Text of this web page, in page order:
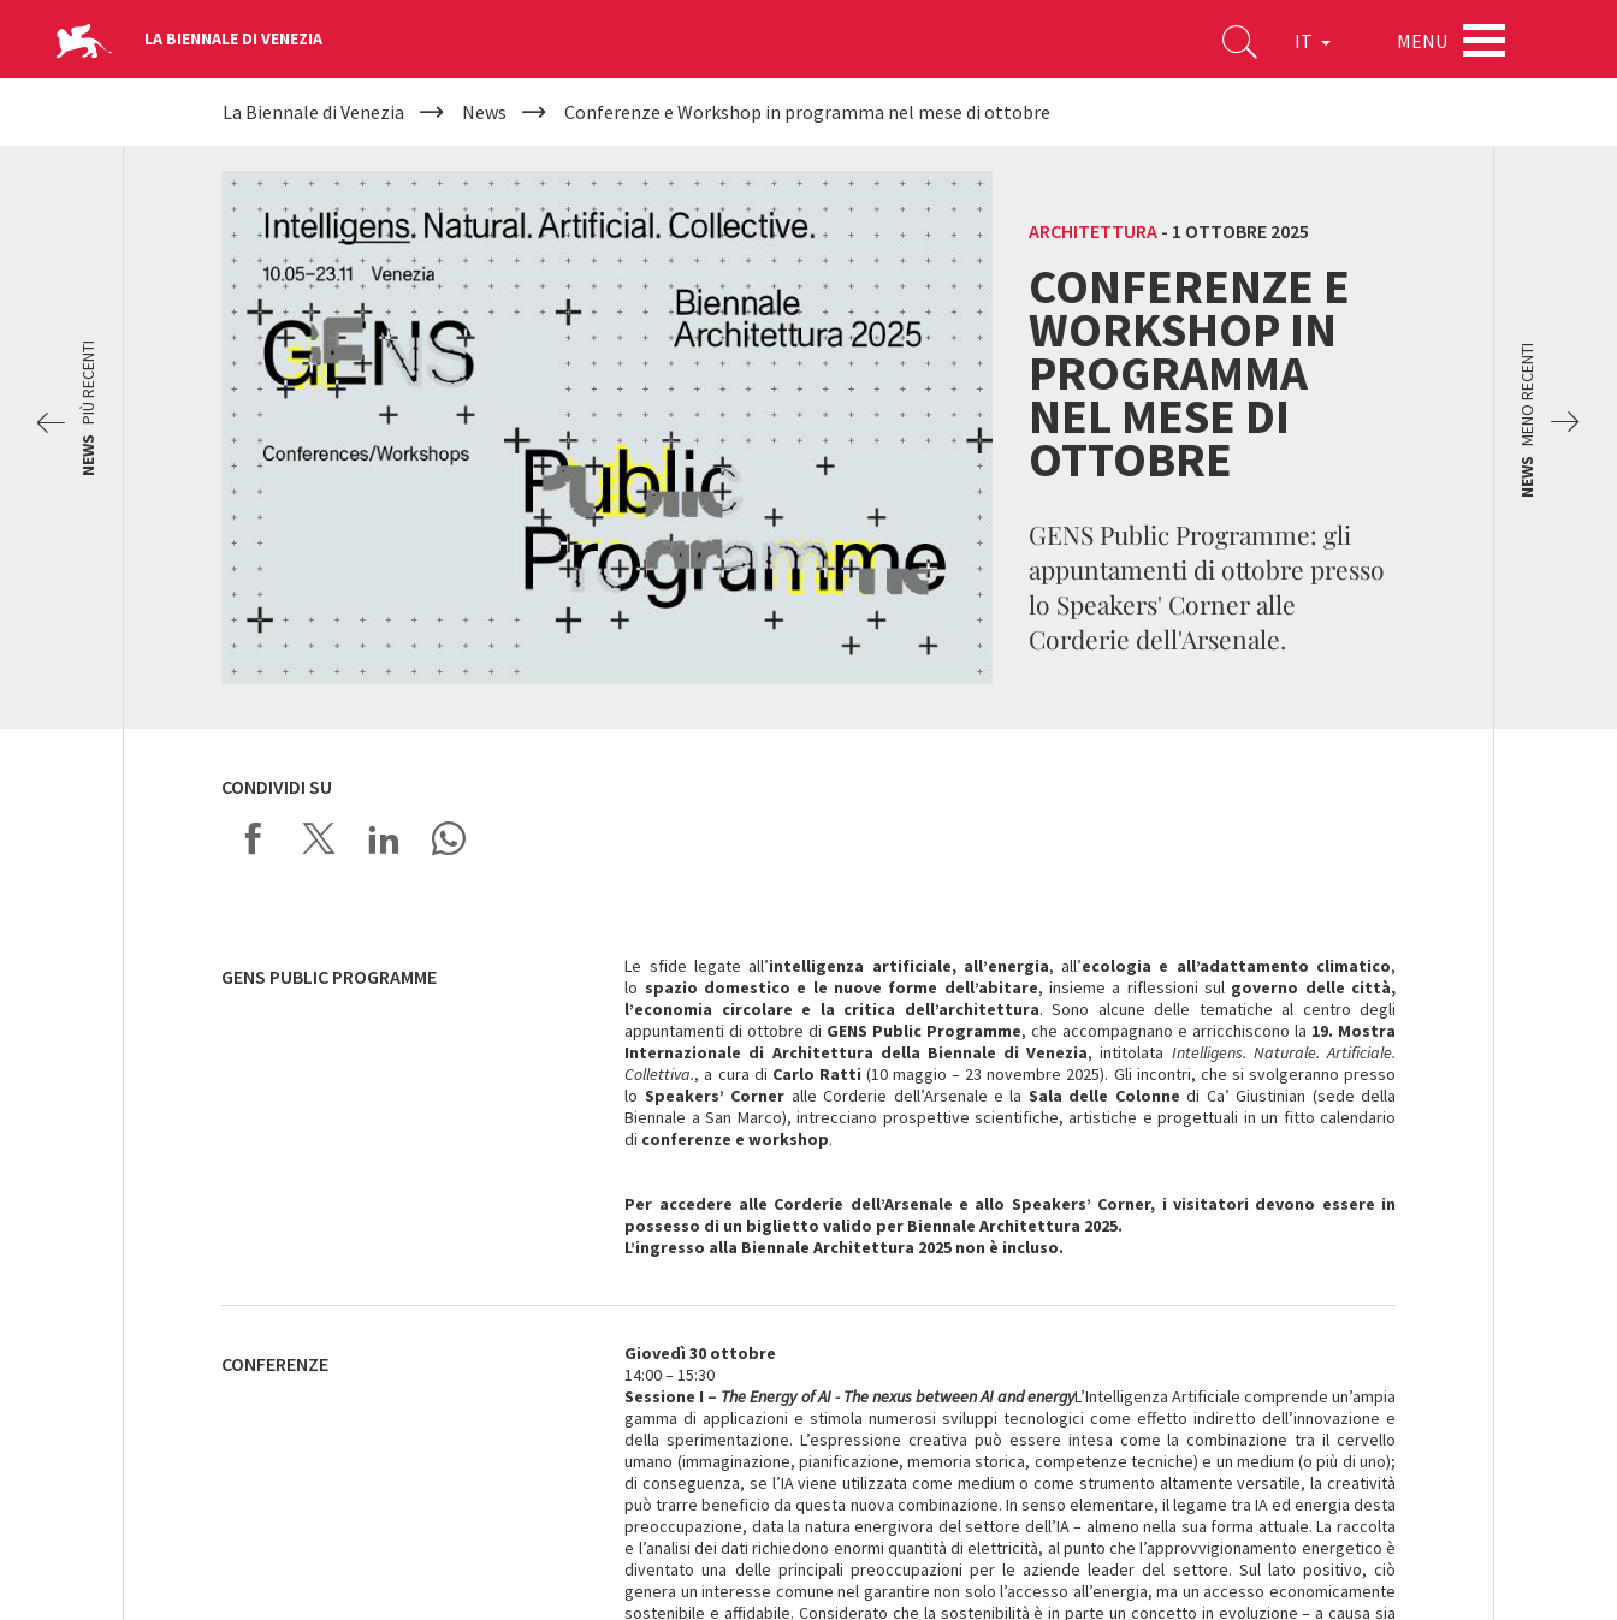
LA BIENNALE DI VENEZIA IT MENU
YOUR
HERE
La Biennale di Venezia News Conferenze e Workshop in programma nel mese di ottobre
ARCHITETTURA- 1 OTTOBRE 2025
CONFERENZE E
WORKSHOP IN
PROGRAMMA
NEL MESE DI
OTTOBRE
GENS Public Programme: gli
appuntamenti di ottobre presso
lo Speakers' Corner alle
Corderie dell'Arsenale.
NEWS
MENO RECENTI
NEWS
PIÙ RECENTI
CONDIVIDI SU
GENS PUBLIC PROGRAMME Le sfide legate all’intelligenza artificiale, all’energia, all’ecologia e all’adattamento climatico,
lo spazio domestico e le nuove forme dell’abitare, insieme a riflessioni sul governo delle città,
l’economia circolare e la critica dell’architettura. Sono alcune delle tematiche al centro degli
appuntamenti di ottobre di GENS Public Programme, che accompagnano e arricchiscono la 19. Mostra
Internazionale di Architettura della Biennale di Venezia, intitolata Intelligens. Naturale. Artificiale.
Collettiva., a cura di Carlo Ratti (10 maggio – 23 novembre 2025). Gli incontri, che si svolgeranno presso
lo Speakers’ Corner alle Corderie dell’Arsenale e la Sala delle Colonne di Ca’ Giustinian (sede della
Biennale a San Marco), intrecciano prospettive scientifiche, artistiche e progettuali in un fitto calendario
di conferenze e workshop.
Per accedere alle Corderie dell’Arsenale e allo Speakers’ Corner, i visitatori devono essere in
possesso di un biglietto valido per Biennale Architettura 2025.
L’ingresso alla Biennale Architettura 2025 non è incluso.
CONFERENZE
Giovedì 30 ottobre
14:00 – 15:30
Sessione I – TheEnergy of AI - The nexus between AI and energyL’Intelligenza Artificiale comprende un’ampia
gamma di applicazioni e stimola numerosi sviluppi tecnologici come effetto indiretto dell’innovazione e
della sperimentazione. L’espressione creativa può essere intesa come la combinazione tra il cervello
umano (immaginazione, pianificazione, memoria storica, competenze tecniche) e un medium (o più di uno);
di conseguenza, se l’IA viene utilizzata come medium o come strumento altamente versatile, la creatività
può trarre beneficio da questa nuova combinazione. In senso elementare, il legame tra IA ed energia desta
preoccupazione, data la natura energivora del settore dell’IA – almeno nella sua forma attuale. La raccolta
e l’analisi dei dati richiedono enormi quantità di elettricità, al punto che l’approvvigionamento energetico è
diventato una delle principali preoccupazioni per le aziende leader del settore. Sul lato positivo, ciò
genera un interesse comune nel garantire non solo l’accesso all’energia, ma un accesso economicamente
sostenibile e affidabile. Considerato che la sostenibilità è in parte un concetto in evoluzione – a causa sia